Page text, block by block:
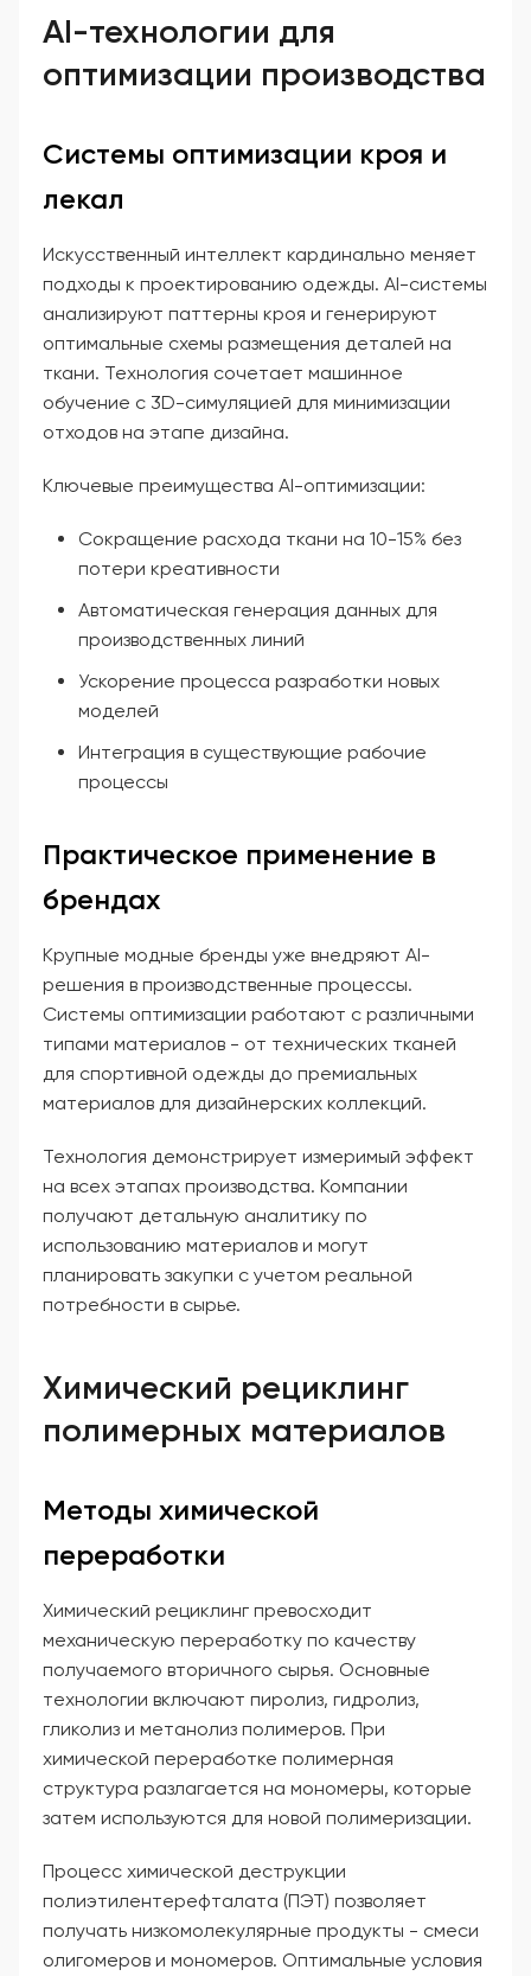
AI-технологии для
оптимизации производства
Системы оптимизации кроя и
лекал
Искусственный интеллект кардинально меняет
подходы к проектированию одежды. AI-системы
анализируют паттерны кроя и генерируют
оптимальные схемы размещения деталей на
ткани. Технология сочетает машинное
обучение с 3D-симуляцией для минимизации
отходов на этапе дизайна.
Ключевые преимущества AI-оптимизации:
Сокращение расхода ткани на 10-15% без
потери креативности
Автоматическая генерация данных для
производственных линий
Ускорение процесса разработки новых
моделей
Интеграция в существующие рабочие
процессы
Практическое применение в
брендах
Крупные модные бренды уже внедряют AI-
решения в производственные процессы.
Системы оптимизации работают с различными
типами материалов - от технических тканей
для спортивной одежды до премиальных
материалов для дизайнерских коллекций.
Технология демонстрирует измеримый эффект
на всех этапах производства. Компании
получают детальную аналитику по
использованию материалов и могут
планировать закупки с учетом реальной
потребности в сырье.
Химический рециклинг
полимерных материалов
Методы химической
переработки
Химический рециклинг превосходит
механическую переработку по качеству
получаемого вторичного сырья. Основные
технологии включают пиролиз, гидролиз,
гликолиз и метанолиз полимеров. При
химической переработке полимерная
структура разлагается на мономеры, которые
затем используются для новой полимеризации.
Процесс химической деструкции
полиэтилентерефталата (ПЭТ) позволяет
получать низкомолекулярные продукты - смеси
олигомеров и мономеров. Оптимальные условия